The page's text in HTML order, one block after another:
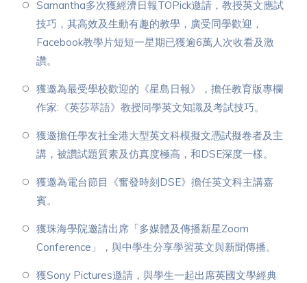
Samantha多次獲經濟日報TOPick邀請，教授英文應試
技巧，其高效及生動有趣的教學，廣受同學歡迎，
Facebook教學片短短一星期已獲逾6萬人次收看及激
讚。
獲邀為最受學校歡迎的《星島日報》，擔任教育版專欄
作家:《英莎萃語》教授同學英文知識及考試技巧。
獲邀擔任學友社全港大型英文科模擬文憑試擬卷者及主
講，被讚試題質素及仿真度極高，和DSE深度一樣。
獲邀為電台節目《奮發時刻DSE》擔任英文科主講嘉
賓。
獲珠海學院邀請出席「多媒體及傳播新星Zoom
Conference」，與中學生分享學習英文與新聞傳播。
獲Sony Pictures邀請，與學生一起出席英國文學經典